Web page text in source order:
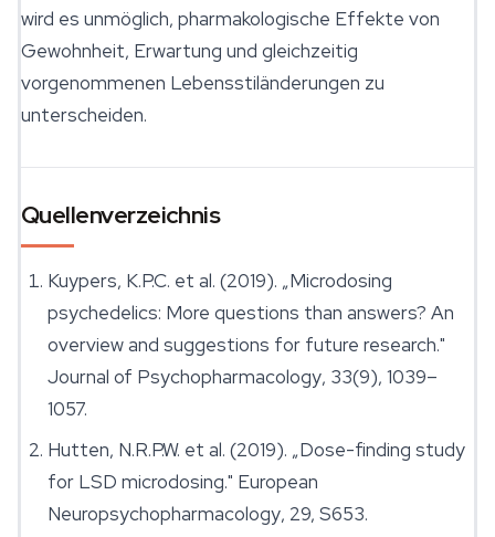
wird es unmöglich, pharmakologische Effekte von
Gewohnheit, Erwartung und gleichzeitig
vorgenommenen Lebensstiländerungen zu
unterscheiden.
Quellenverzeichnis
Kuypers, K.P.C. et al. (2019). „Microdosing
psychedelics: More questions than answers? An
overview and suggestions for future research."
Journal of Psychopharmacology, 33(9), 1039–
1057.
Hutten, N.R.P.W. et al. (2019). „Dose-finding study
for LSD microdosing." European
Neuropsychopharmacology, 29, S653.